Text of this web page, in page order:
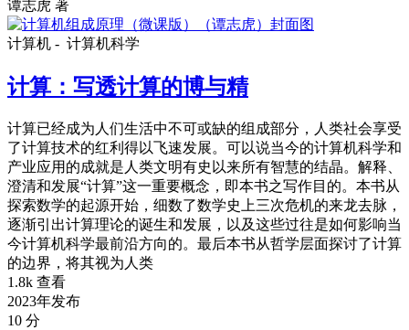
谭志虎 著
计算机 - 计算机科学
计算：写透计算的博与精
计算已经成为人们生活中不可或缺的组成部分，人类社会享受
了计算技术的红利得以飞速发展。可以说当今的计算机科学和
产业应用的成就是人类文明有史以来所有智慧的结晶。解释、
澄清和发展“计算”这一重要概念，即本书之写作目的。本书从
探索数学的起源开始，细数了数学史上三次危机的来龙去脉，
逐渐引出计算理论的诞生和发展，以及这些过往是如何影响当
今计算机科学最前沿方向的。最后本书从哲学层面探讨了计算
的边界，将其视为人类
1.8k 查看
2023年发布
10 分